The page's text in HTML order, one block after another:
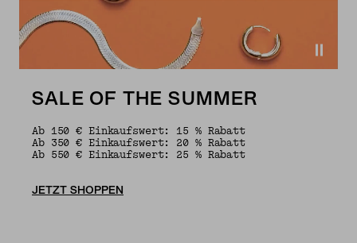
SALE OF THE SUMMER
Ab 150 € Einkaufswert: 15 % Rabatt
Ab 350 € Einkaufswert: 20 % Rabatt
Ab 550 € Einkaufswert: 25 % Rabatt
JETZT SHOPPEN